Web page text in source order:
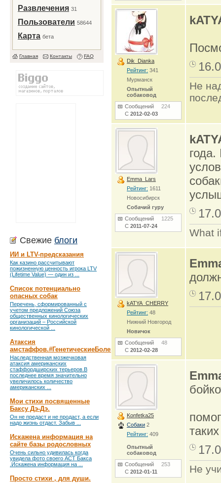
Развлечения 31
Пользователи 58644
Карта бета
Главная Контакты FAQ
Свежие блоги
ИИ и LTV-предсказания
Как казино рассчитывают
пожизненную ценность игрока LTV
(Lifetime Value) — один из ...
Список потенциально
опасных собак
Перечень, сформированный с
учетом предложений Союза
общественных кинологических
организаций – Российской
кинологической ...
Атаксия
амстаффов.#ГенетическиеБолезни
Наследственная мозжечковая
атаксия американских
стаффордширских терьеров.В
последнее время значительно
увеличилось количество
американских ...
Мои стихи посвященные
Баксу Дэ-Дэ.
Он не предаст и не продаст, а если
надо жизнь отдаст. Забыв ...
Искажена информация на
сайте базы родословных
Очень сильно удивилась когда
увидела фото своего АСТ Бакса
.Искажена информация на ...
Просто стихи , для души.
Dik_Dianka
Рейтинг: 341
Мурманск
Опытный
собаковод
Сообщений 224
С 2012-02-03
Не
Emma_Lars
Рейтинг: 1611
Новосибирск
Собачий гуру
Сообщений 1225
С 2011-07-24
What
kATYA_CHERRY
Рейтинг: 48
Нижний Новгород
Новичок
Сообщений 48
С 2012-02-28
Konfetka25
Собаки 2
Рейтинг: 409
Опытный
собаковод
Сообщений 253
С 2012-01-11 Не